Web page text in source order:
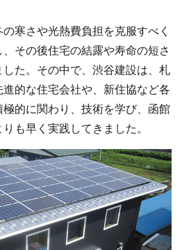
寒さや光熱費負担を克服すべく
その後住宅の結露や寿命の短さ
た。その中で、渋谷建設は、札
的な住宅会社や、新住協など各
的に関わり、技術を学び、函館
も早く実践してきました。